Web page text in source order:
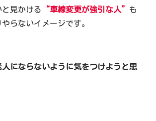
見かける “車線変更が強引な人” も
らないイメージです。
にならないように気をつけようと思